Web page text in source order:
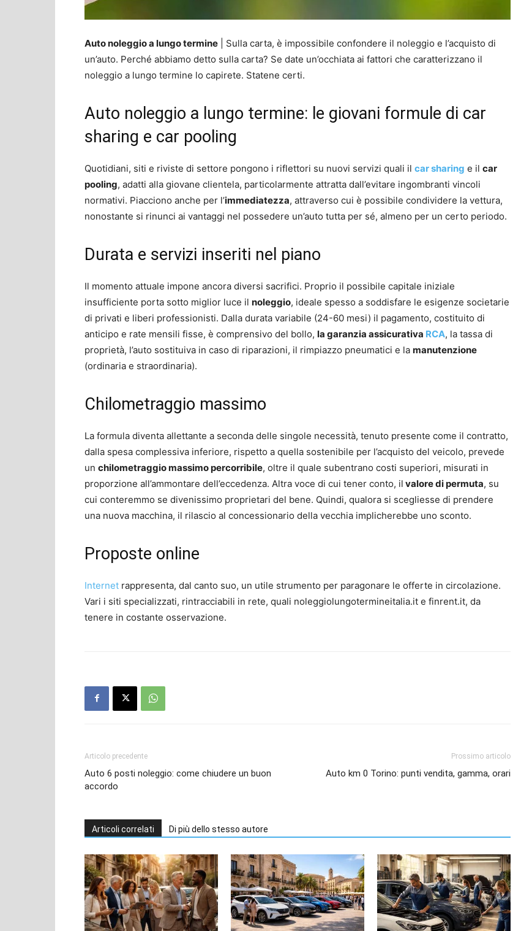
Auto noleggio a lungo termine | Sulla carta, è impossibile confondere il noleggio e l’acquisto di
un’auto. Perché abbiamo detto sulla carta? Se date un’occhiata ai fattori che caratterizzano il
noleggio a lungo termine lo capirete. Statene certi.
Auto noleggio a lungo termine: le giovani formule di car
sharing e car pooling
Quotidiani, siti e riviste di settore pongono i riflettori su nuovi servizi quali il car sharing e il car
pooling, adatti alla giovane clientela, particolarmente attratta dall’evitare ingombranti vincoli
normativi. Piacciono anche per l’immediatezza, attraverso cui è possibile condividere la vettura,
nonostante si rinunci ai vantaggi nel possedere un’auto tutta per sé, almeno per un certo periodo.
Durata e servizi inseriti nel piano
Il momento attuale impone ancora diversi sacrifici. Proprio il possibile capitale iniziale
insufficiente porta sotto miglior luce il noleggio, ideale spesso a soddisfare le esigenze societarie
di privati e liberi professionisti. Dalla durata variabile (24-60 mesi) il pagamento, costituito di
anticipo e rate mensili fisse, è comprensivo del bollo, la garanzia assicurativa RCA, la tassa di
proprietà, l’auto sostituiva in caso di riparazioni, il rimpiazzo pneumatici e la manutenzione
(ordinaria e straordinaria).
Chilometraggio massimo
La formula diventa allettante a seconda delle singole necessità, tenuto presente come il contratto,
dalla spesa complessiva inferiore, rispetto a quella sostenibile per l’acquisto del veicolo, prevede
un chilometraggio massimo percorribile, oltre il quale subentrano costi superiori, misurati in
proporzione all’ammontare dell’eccedenza. Altra voce di cui tener conto, il valore di permuta, su
cui conteremmo se divenissimo proprietari del bene. Quindi, qualora si scegliesse di prendere
una nuova macchina, il rilascio al concessionario della vecchia implicherebbe uno sconto.
Proposte online
Internet rappresenta, dal canto suo, un utile strumento per paragonare le offerte in circolazione.
Vari i siti specializzati, rintracciabili in rete, quali noleggiolungotermineitalia.it e finrent.it, da
tenere in costante osservazione.
Articolo precedente
Auto 6 posti noleggio: come chiudere un buon
accordo
Prossimo articolo
Auto km 0 Torino: punti vendita, gamma, orari
Articoli correlati Di più dello stesso autore